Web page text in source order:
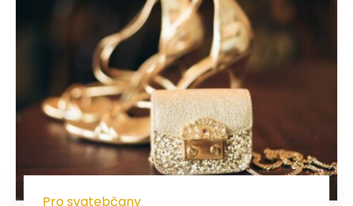
Pro svatebčany